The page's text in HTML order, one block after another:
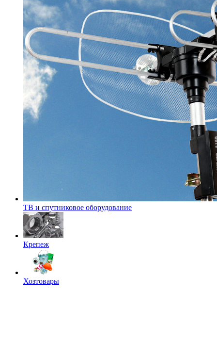
ТВ и спутниковое оборудование
Крепеж
Хозтовары